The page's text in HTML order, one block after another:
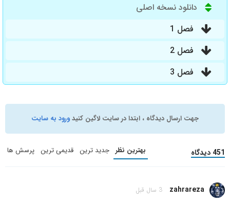
دانلود نسخه اصلی
فصل 1
فصل 2
فصل 3
جهت ارسال دیدگاه ، ابتدا در سایت لاگین کنیدورود به سایت
451 دیدگاه بهترین نظر جدید ترین قدیمی ترین پرسش ها
zahrareza 3 سال قبل